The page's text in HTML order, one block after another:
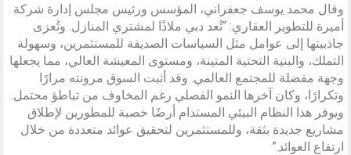
وقال محمد يوسف جعفراني، المؤسس ورئيس مجلس إدارة شركة
أميرة للتطوير العقاري: “تُعد دبي ملاذًا لمشتري المنازل. وتُعزى
جاذبيتها إلى عوامل مثل السياسات الصديقة للمستثمرين، وسهولة
التملك، والبنية التحتية المتينة، ومستوى المعيشة العالي، مما يجعلها
وجهة مفضلة للمجتمع العالمي. وقد أثبت السوق مرونته مرارًا
وتكرارًا، وكان آخرها النمو الفصلي رغم المخاوف من تباطؤ محتمل.
ويوفر هذا النظام البيئي المستدام أرضًا خصبة للمطورين لإطلاق
مشاريع جديدة بثقة، وللمستثمرين لتحقيق عوائد متعددة من خلال
ارتفاع العوائد.”